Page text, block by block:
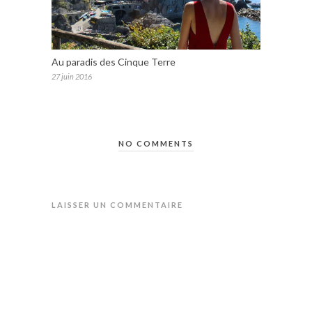
Au paradis des Cinque Terre
27 juin 2016
NO COMMENTS
LAISSER UN COMMENTAIRE